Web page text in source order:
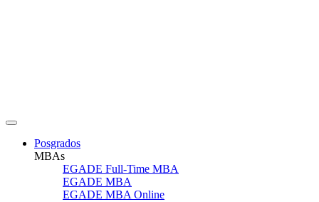
Posgrados
MBAs
EGADE Full-Time MBA
EGADE MBA
EGADE MBA Online